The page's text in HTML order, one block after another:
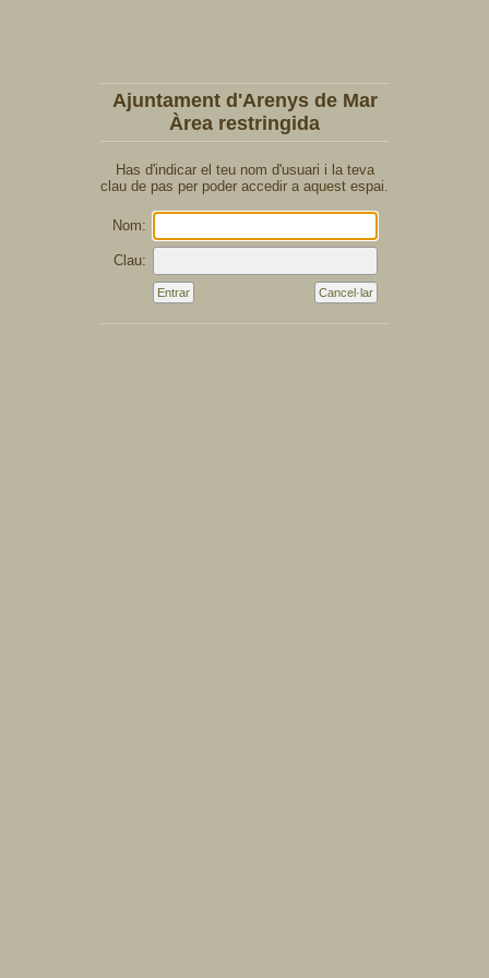
Ajuntament d'Arenys de Mar
Àrea restringida
Has d'indicar el teu nom d'usuari i la teva
clau de pas per poder accedir a aquest espai.
Nom:
Clau: